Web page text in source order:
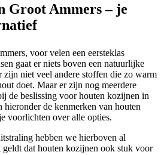
Groot Ammers – je
voor velen een eersteklas
gaat er niets boven een natuurlijke
zijn niet veel andere stoffen die zo warm
doet. Maar er zijn nog meerdere
de beslissing voor houten kozijnen in
de kenmerken van houten
voorlichten over alle opties.
hebben we hierboven al
geldt dat houten kozijnen ook stuk voor